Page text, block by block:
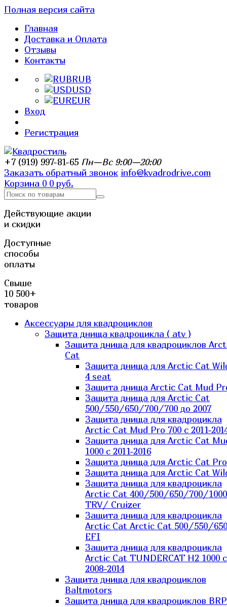
Полная версия сайта
Главная
Доставка и Оплата
Отзывы
Контакты
RUB
USD
EUR
Вход
Регистрация
+7 (919) 997-81-65 Пн—Вс 9:00—20:00
Заказать обратный звонок info@kvadrodrive.com
Корзина 0 0 руб.
Действующие акции
и скидки
Доступные
способы
оплаты
Свыше
10 500+
товаров
Аксессуары для квадроциклов
Защита днища квадроцикла ( atv )
Защита днища для квадроциклов
Cat
Защита днища для Arctic Cat
4 seat
Защита днища Arctic Cat Mud
Защита днища для Arctic Cat
500/550/650/700/700 до 2007
Защита днища для квадроцикла
Arctic Cat Mud Pro 700 с 2011-
Защита днища для Arctic Cat
1000 c 2011-2016
Защита днища для Arctic Cat
Защита днища для Arctic Cat
Защита днища для квадроцикла
Arctic Cat 400/500/650/700/1000
TRV/ Cruizer
Защита днища для квадроцикла
Arctic Cat Arctic Cat 500/550/
EFI
Защита днища для квадроцикла
Arctic Cat TUNDERCAT H2 1000 c
2008-2014
Защита днища для квадроциклов
Baltmotors
Защита днища для квадроциклов BRP